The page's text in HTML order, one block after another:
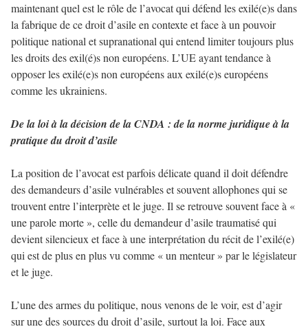
maintenant quel est le rôle de l’avocat qui défend les exilé(e)s dans
la fabrique de ce droit d’asile en contexte et face à un pouvoir
politique national et supranational qui entend limiter toujours plus
les droits des exil(é)s non européens. L’UE ayant tendance à
opposer les exilé(e)s non européens aux exilé(e)s européens
comme les ukrainiens.
De la loi à la décision de la CNDA : de la norme juridique à la
pratique du droit d’asile
La position de l’avocat est parfois délicate quand il doit défendre
des demandeurs d’asile vulnérables et souvent allophones qui se
trouvent entre l’interprète et le juge. Il se retrouve souvent face à «
une parole morte », celle du demandeur d’asile traumatisé qui
devient silencieux et face à une interprétation du récit de l’exilé(e)
qui est de plus en plus vu comme « un menteur » par le législateur
et le juge.
L’une des armes du politique, nous venons de le voir, est d’agir
sur une des sources du droit d’asile, surtout la loi. Face aux